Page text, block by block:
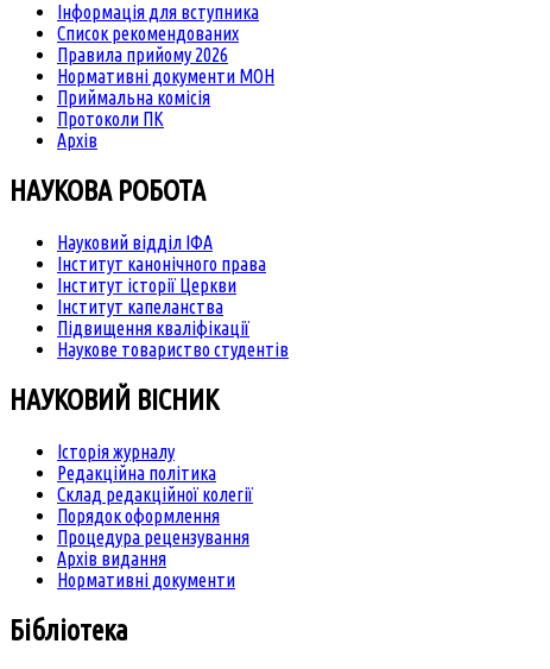
Інформація для вступника
Список рекомендованих
Правила прийому 2026
Нормативні документи МОН
Приймальна комісія
Протоколи ПК
Архів
НАУКОВА РОБОТА
Науковий відділ ІФА
Інститут канонічного права
Інститут історії Церкви
Інститут капеланства
Підвищення кваліфікації
Наукове товариство студентів
НАУКОВИЙ ВІСНИК
Історія журналу
Редакційна політика
Склад редакційної колегії
Порядок оформлення
Процедура рецензування
Архів видання
Нормативні документи
Бібліотека